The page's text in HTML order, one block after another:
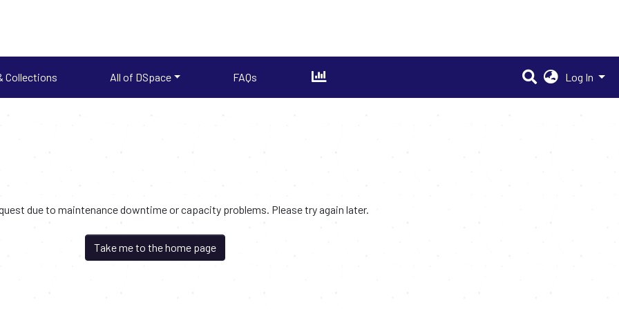
Collections All of DSpace FAQs Log In
due to maintenance downtime or capacity problems. Please try again later.
Take me to the home page